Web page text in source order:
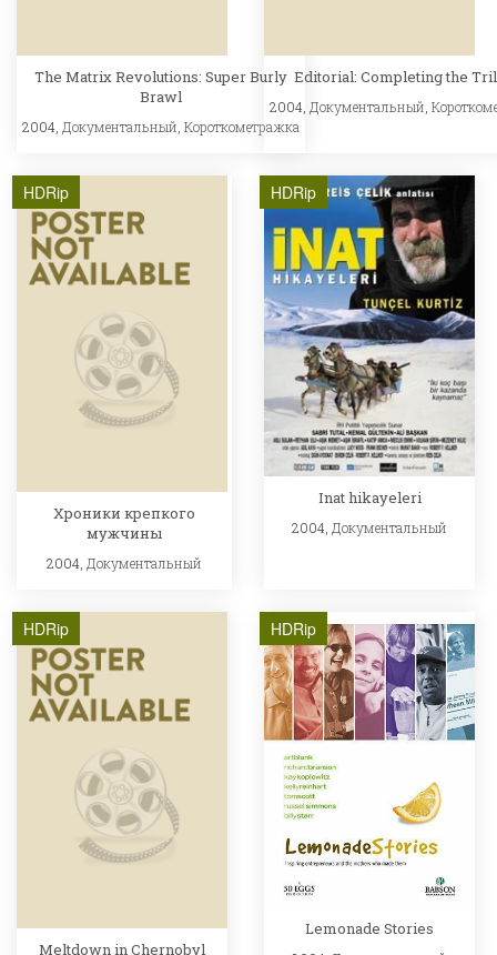
The Matrix Revolutions: Super Burly
Brawl
2004, Документальный, Короткометражка
Editorial: Completing the
2004,Документальный,
HDRip
Хроники крепкого
мужчины
2004, Документальный
HDRip
Inat hikayeleri
2004, Документальный
HDRip
Meltdown in Chernobyl
HDRip
Lemonade Stories